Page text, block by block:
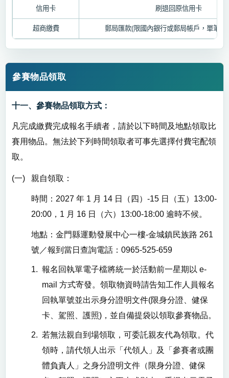
信用卡 刷退回原信用卡
超商繳費 郵局匯款(限國內銀行或郵局帳戶，單筆扣
參賽物品領取
十一、參賽物品領取方式：
凡完成繳費完成報名手續者，請於以下時間及地點領取比
賽用物品。無法於下列時間領取者可事先選擇付費宅配領
取。
(一) 親自領取：
時間：2027 年 1 月 14日（四）-15日（五）13:00-
20:00，1 月 16日（六）13:00-18:00 逾時不候。
地點：金門縣運動發展中心一樓-金城鎮民族路 261
號／報到當日查詢電話：0965-525-659
1. 報名回執單電子檔將統一於活動前一星期以 e-
mail 方式寄發。領取物資時請告知工作人員報名
回執單號並出示身分證明文件(限身分證、健保
卡、駕照、護照)，並自備提袋以領取參賽物品。
2. 若無法親自到場領取，可委託親友代為領取。代
領時，請代領人出示「代領人」及「參賽者或團
體負責人」之身分證明文件（限身分證、健保